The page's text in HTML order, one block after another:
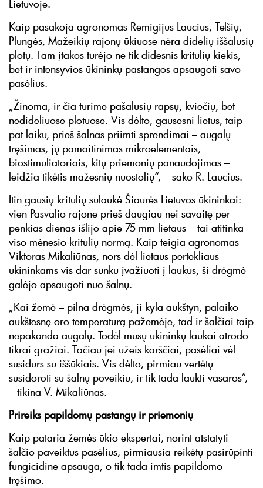
Lietuvoje.
Kaip pasakoja agronomas Remigijus Laucius, Telšių,
Plungės, Mažeikių rajonų ūkiuose nėra didelių iššalusių
plotų. Tam įtakos turėjo ne tik didesnis kritulių kiekis,
bet ir intensyvios ūkininkų pastangos apsaugoti savo
pasėlius.
„Žinoma, ir čia turime pašalusių rapsų, kviečių, bet
nedideliuose plotuose. Vis dėlto, gausesni lietūs, taip
pat laiku, prieš šalnas priimti sprendimai – augalų
tręšimas, jų pamaitinimas mikroelementais,
biostimuliatoriais, kitų priemonių panaudojimas –
leidžia tikėtis mažesnių nuostolių“, – sako R. Laucius.
Itin gausių kritulių sulaukė Šiaurės Lietuvos ūkininkai:
vien Pasvalio rajone prieš daugiau nei savaitę per
penkias dienas išlijo apie 75 mm lietaus – tai atitinka
viso mėnesio kritulių normą. Kaip teigia agronomas
Viktoras Mikaliūnas, nors dėl lietaus pertekliaus
ūkininkams vis dar sunku įvažiuoti į laukus, ši drėgmė
galėjo apsaugoti nuo šalnų.
„Kai žemė – pilna drėgmės, ji kyla aukštyn, palaiko
aukštesnę oro temperatūrą pažemėje, tad ir šalčiai taip
nepakanda augalų. Todėl mūsų ūkininkų laukai atrodo
tikrai gražiai. Tačiau jei užeis karščiai, pasėliai vėl
susidurs su iššūkiais. Vis dėlto, pirmiau vertėtų
susidoroti su šalnų poveikiu, ir tik tada laukti vasaros“,
– tikina V. Mikaliūnas.
Prireiks papildomų pastangų ir priemonių
Kaip pataria žemės ūkio ekspertai, norint atstatyti
šalčio paveiktus pasėlius, pirmiausia reikėtų pasirūpinti
fungicidine apsauga, o tik tada imtis papildomo
tręšimo.